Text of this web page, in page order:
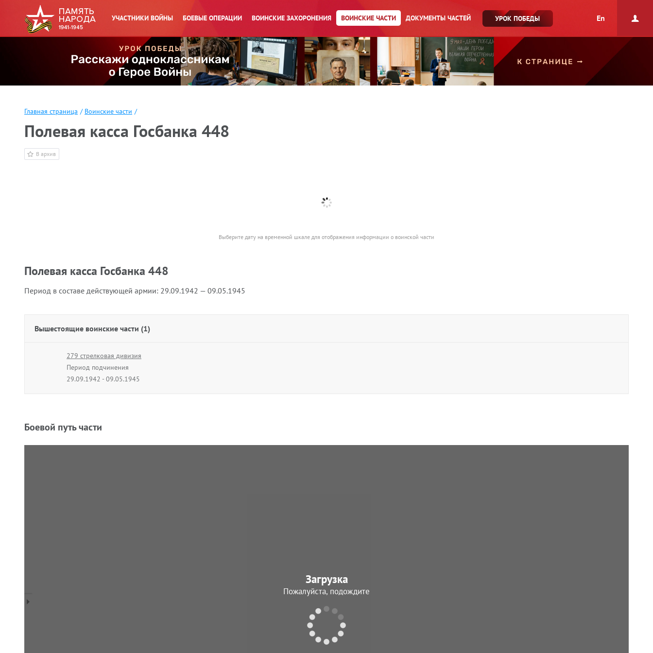
УЧАСТНИКИ ВОЙНЫ БОЕВЫЕ ОПЕРАЦИИ ВОИНСКИЕ ЗАХОРОНЕНИЯ ВОИНСКИЕ ЧАСТИ ДОКУМЕНТЫ ЧАСТЕЙ УРОК ПОБЕДЫ En
Главная страница / Воинские части /
Полевая касса Госбанка 448
В архив
Выберите дату на временной шкале для отображения информации о воинской части
Полевая касса Госбанка 448
Период в составе действующей армии: 29.09.1942 — 09.05.1945
Вышестоящие воинские части (1)
279 стрелковая дивизия
Период подчинения
29.09.1942 - 09.05.1945
Боевой путь части
Загрузка
Пожалуйста, подождите